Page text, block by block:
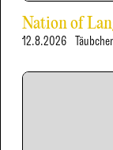
Nation of
12.8.2026